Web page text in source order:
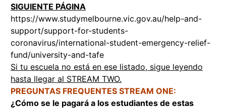
SIGUIENTE PÁGINA
https://www.studymelbourne.vic.gov.au/help-and-
support/support-for-students-
coronavirus/international-student-emergency-relief-
fund/university-and-tafe
Si tu escuela no está en ese listado, sigue leyendo
hasta llegar al STREAM TWO.
PREGUNTAS FREQUENTES STREAM ONE:
¿Cómo se le pagará a los estudiantes de estas